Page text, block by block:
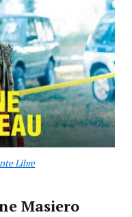
Libre
Masiero